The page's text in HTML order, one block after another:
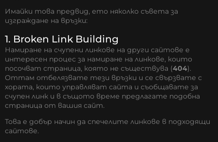
Имайки това предвид, ето няколко съвета за
изграждане на връзки:
1. Broken Link Building
Намиране на счупени линкове на други сайтове е
интересен процес за намиране на линкове, които
посочват страница, която не съществува (404).
Оттам отбелязвате тези връзки и се свързвате с
хората, които управляват сайта и съобщавате за
счупен линк и в същото време предлагате подобна
страница от вашия сайт.
Това е добър начин да спечелите линкове в подходящи
сайтове.